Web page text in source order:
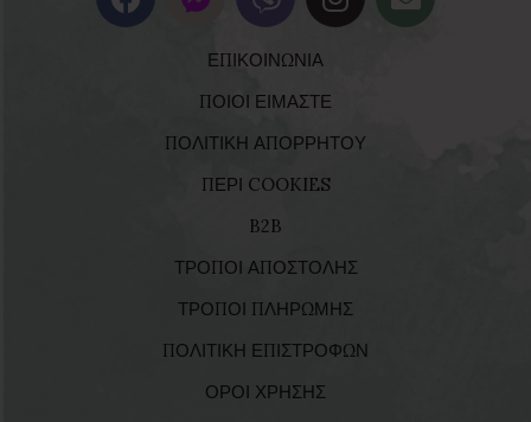
ΕΠΙΚΟΙΝΩΝΙΑ
ΠΟΙΟΙ ΕΙΜΑΣΤΕ
ΠΟΛΙΤΙΚΗ ΑΠΟΡΡΗΤΟΥ
ΠΕΡΙ COOKIES
B2B
ΤΡΟΠΟΙ ΑΠΟΣΤΟΛΗΣ
ΤΡΟΠΟΙ ΠΛΗΡΩΜΗΣ
ΠΟΛΙΤΙΚΗ ΕΠΙΣΤΡΟΦΩΝ
ΟΡΟΙ ΧΡΗΣΗΣ